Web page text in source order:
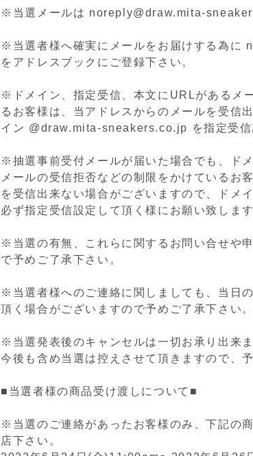
※当選メールは noreply@draw.mita-
※当選者様へ確実にメールをお届けする為
をアドレスブックにご登録下さい。
※ドメイン、指定受信、本文にURLがあるメ
るお客様は、当アドレスからのメールを受信
イン @draw.mita-sneakers.co.jp を指定受信
※抽選事前受付メールが届いた場合でも、ド
メールの受信拒否などの制限をかけているお
を受信出来ない場合がございますので、ド
必ず指定受信設定して頂く様にお願い致します
※当選の有無、これらに関するお問い合せや
で予めご了承下さい。
※当選者様へのご連絡に関しましても、当日
頂く場合がございますので予めご了承下さい。
※ 当選発表後のキャンセルは一切お承り出来ま
今後も含め当選は控えさせて頂きますので、
■当選者様の商品受け渡しについて■
※当選のご連絡があったお客様のみ、下記の
店下さい。